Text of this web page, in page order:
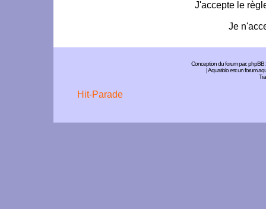
J'accepte le
Je
Conception du forum par:phpBB
| Aquariolo est un forum